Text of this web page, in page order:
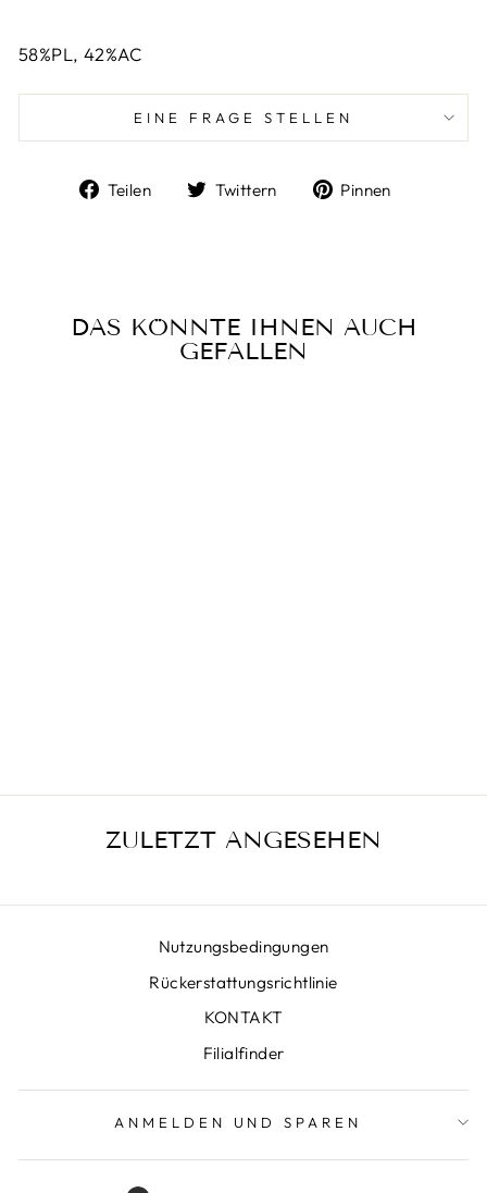
58%PL, 42%AC
EINE FRAGE STELLEN
Teilen
Auf
Twittern
Auf
Pinnen
DAS KÖNNTE IHNEN AUCH
GEFALLEN
ZULETZT ANGESEHEN
Nutzungsbedingungen
Rückerstattungsrichtlinie
KONTAKT
Filialfinder
ANMELDEN UND SPAREN